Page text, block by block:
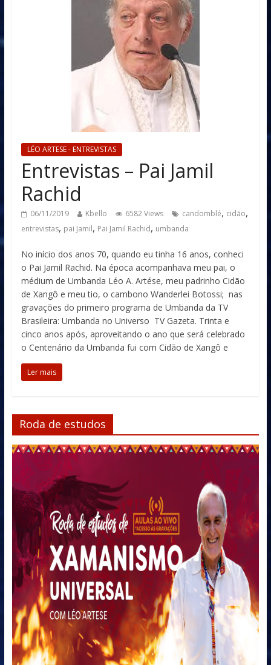
LÉO ARTESE - ENTREVISTAS
Entrevistas – Pai Jamil
Rachid
06/11/2019 Kbello 6582 Views candomblé, cidão,
entrevistas, pai Jamil, Pai Jamil Rachid, umbanda
No início dos anos 70, quando eu tinha 16 anos, conheci
o Pai Jamil Rachid. Na época acompanhava meu pai, o
médium de Umbanda Léo A. Artése, meu padrinho Cidão
de Xangô e meu tio, o cambono Wanderlei Botossi; nas
gravações do primeiro programa de Umbanda da TV
Brasileira: Umbanda no Universo TV Gazeta. Trinta e
cinco anos após, aproveitando o ano que será celebrado
o Centenário da Umbanda fui com Cidão de Xangô e
Ler mais
Roda de estudos